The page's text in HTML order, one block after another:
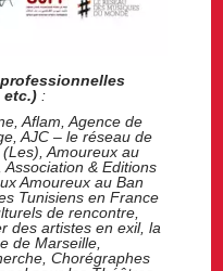
etc.) :
Aflam, Agence de
AJC – le réseau de
Amoureux au
& Editions
Amoureux au Ban
Tunisiens en France
de rencontre,
des artistes en exil,la
de Marseille,
Chorégraphes